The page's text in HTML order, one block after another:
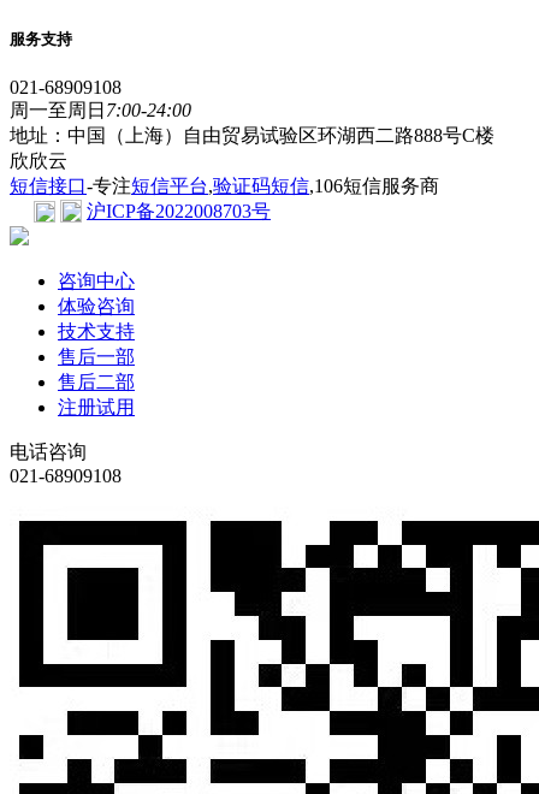
服务支持
021-68909108
周一至周日 7:00-24:00
地址：中国（上海）自由贸易试验区环湖西二路888号C楼
欣欣云
短信接口-专注短信平台,验证码短信,106短信服务商
沪ICP备2022008703号
咨询中心
体验咨询
技术支持
售后一部
售后二部
注册试用
电话咨询
021-68909108